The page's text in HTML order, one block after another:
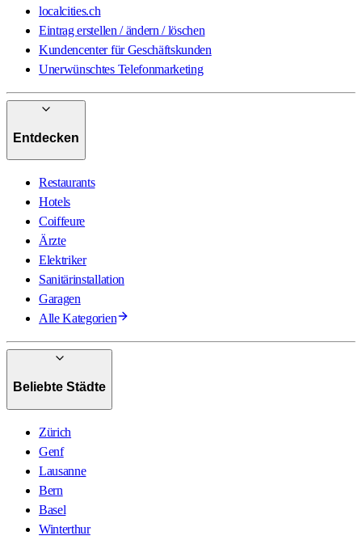
localcities.ch
Eintrag erstellen / ändern / löschen
Kundencenter für Geschäftskunden
Unerwünschtes Telefonmarketing
Entdecken
Restaurants
Hotels
Coiffeure
Ärzte
Elektriker
Sanitärinstallation
Garagen
Alle Kategorien
Beliebte Städte
Zürich
Genf
Lausanne
Bern
Basel
Winterthur